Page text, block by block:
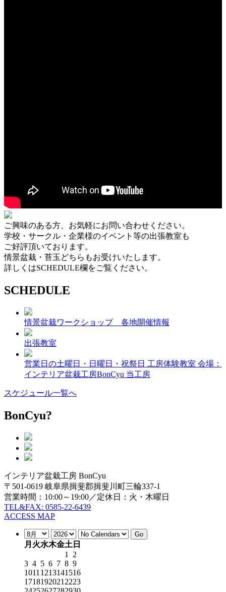
ご興味のある方、お気軽にお問い合わせください。
学校・サークル・企業様のイベント等の出張教室も
ご好評頂いております。
情景盆栽・苔玉どちらもお受けいたします。
詳しくはSCHEDULE欄をご覧ください。
SCHEDULE
情景盆栽ワークショップ 各地開催情報
出張教室
営業日の土曜日・日曜日・祝祭日 工房体験教室 会場：
インテリア盆栽工房BonCyu 当工房
スケジュール一覧へ
BonCyu?
インテリア盆栽工房 BonCyu
〒501-0619 岐阜県揖斐郡揖斐川町三輪337-1
営業時間：10:00～19:00／定休日：火・木曜日
TEL&FAX: 0585-22-6439
ACCESS MAP
月 火水木金土 日
1
2
3 4 5 6 7 8 9
1011 1213141516
1718192021 2223